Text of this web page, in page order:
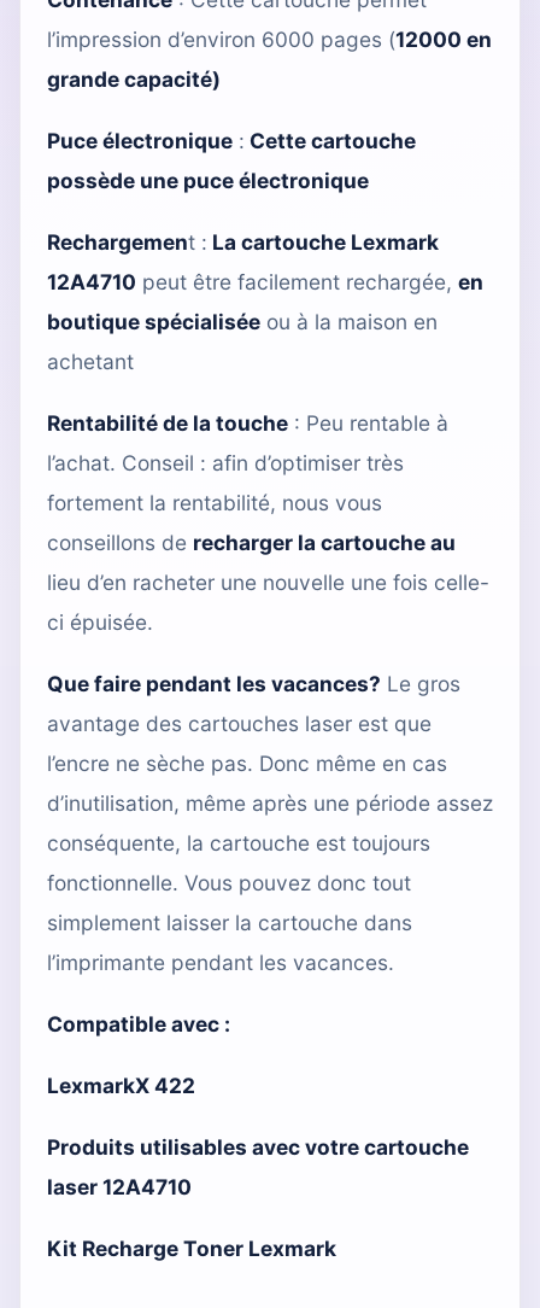
l’impression d’environ 6000 pages (12000 en
grande capacité)
Puce électronique : Cette cartouche
possède une puce électronique
Rechargement : La cartouche Lexmark
12A4710 peut être facilement rechargée, en
boutique spécialisée ou à la maison en
achetant
Rentabilité de la touche : Peu rentable à
l’achat. Conseil : afin d’optimiser très
fortement la rentabilité, nous vous
conseillons de recharger la cartoucheau
lieu d’en racheter une nouvelle une fois celle-
ci épuisée.
Que faire pendant les vacances? Le gros
avantage des cartouches laser est que
l’encre ne sèche pas. Donc même en cas
d’inutilisation, même après une période assez
conséquente, la cartouche est toujours
fonctionnelle. Vous pouvez donc tout
simplement laisser la cartouche dans
l’imprimante pendant les vacances.
Compatible avec :
LexmarkX 422
Produits utilisables avec votre cartouche
laser 12A4710
Kit Recharge Toner Lexmark